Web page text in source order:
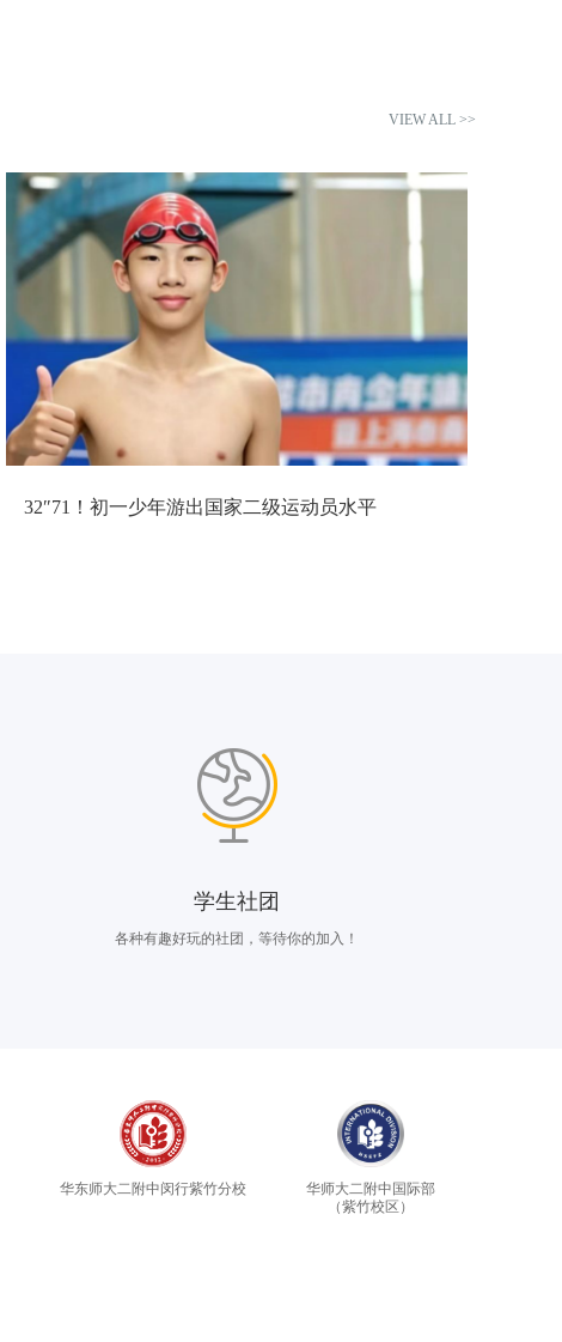
VIEW ALL >>
32″71！初一少年游出国家二级运动员水平
学生社团
各种有趣好玩的社团，等待你的加入！
华东师大二附中闵行紫竹分校
华师大二附中国际部
（紫竹校区）